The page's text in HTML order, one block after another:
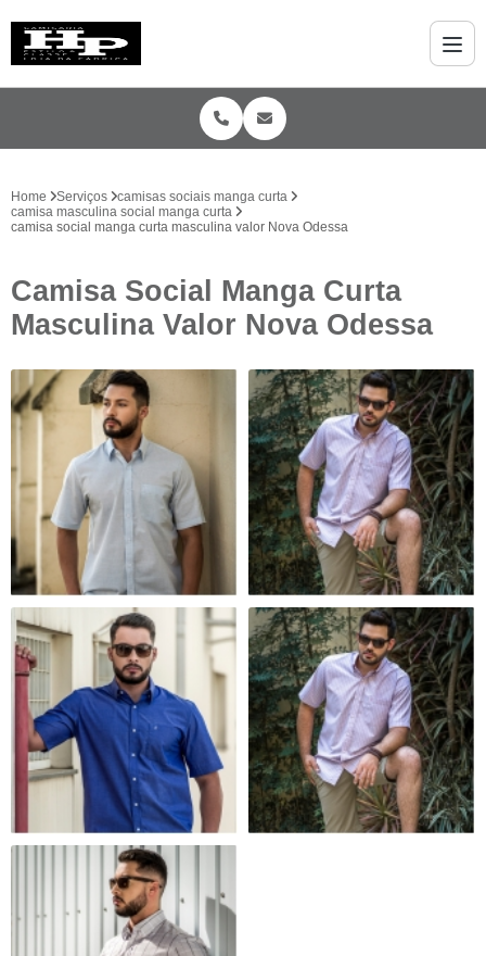
Home Serviços
camisas sociais manga curta
camisa masculina social manga curta
camisa social manga curta masculina valor Nova Odessa
Camisa Social Manga Curta
Masculina Valor Nova Odessa